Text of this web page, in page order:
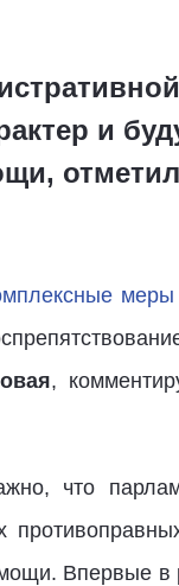
и
,
что
Впервые в